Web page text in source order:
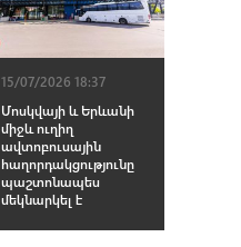
15/07/2026 18:37
Մոսկվայի և Երևանի
միջև ուղիղ
ավտոբուսային
հաղորդակցությունը
պաշտոնապես
մեկնարկել է